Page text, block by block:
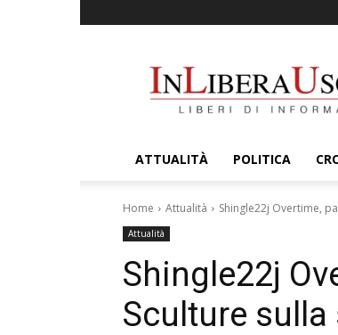
ATTUALITÀ POLITICA
Home Attualità Shingle22j Overtime,
Attualità
Shingle22j
Sculture sulla